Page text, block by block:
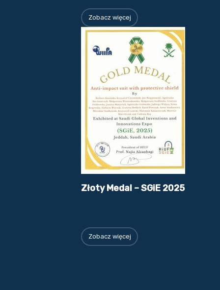
Zobacz więcej
Złoty Medal – SGiE 2025
Zobacz więcej